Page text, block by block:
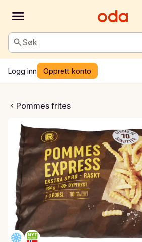
Søk
Logg inn Opprett konto
Pommes frites
Express